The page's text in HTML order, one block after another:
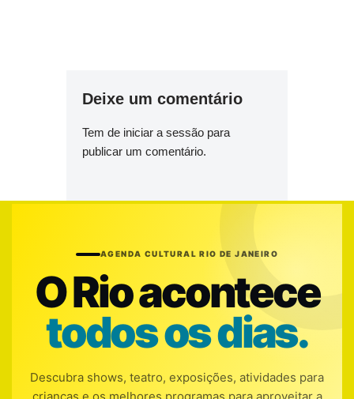
Deixe um comentário
Tem de iniciar a sessão para
publicar um comentário.
AGENDA CULTURAL RIO DE JANEIRO
O Rio acontece
todos os dias.
Descubra shows, teatro, exposições, atividades para